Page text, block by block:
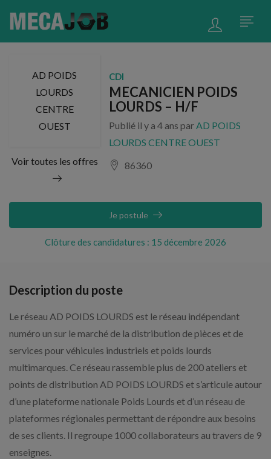
AD POIDS
LOURDS
CENTRE
OUEST
Voir toutes les offres
CDI
MECANICIEN POIDS
LOURDS – H/F
Publié il y a 4 ans par AD POIDS
LOURDS CENTRE OUEST
86360
Clôture des candidatures : 15 décembre 2026
Je postule
Description du poste
Le réseau AD POIDS LOURDS est le réseau indépendant
numéro un sur le marché de la distribution de pièces et de
services pour véhicules industriels et poids lourds
multimarques. Ce réseau rassemble plus de 200 ateliers et
points de distribution AD POIDS LOURDS et s’articule autour
d’une plateforme nationale Poids Lourds et d’un réseau de
plateformes régionales permettant de répondre aux besoins
de ses clients. Il regroupe 1000 collaborateurs au travers de 9
enseignes.